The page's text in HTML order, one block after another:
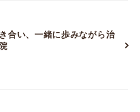
合い、一緒に歩みながら治